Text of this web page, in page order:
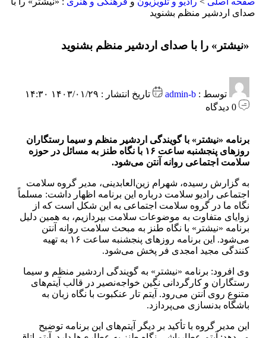
صدای اردشیر منظم بشنوید
«نیشتر» را با صدای اردشیر منظم بشنوید
توسط : admin-b
تاریخ انتشار : ۱۴۰۳/۰۱/۲۹ ۱۴:۳۰
برنامه «نیشتر» با گویندگی اردشیر منظم و سیما رستگاران
روزهای پنجشنبه ساعت ۱۶ با نگاه طنز به مسائل در حوزه
سلامت اجتماعی روانه آنتن می‌شود.
به گزارش رسیده، شهرام زین‌العابدینی، مدیر گروه سلامت
اجتماعی رادیو سلامت درباره این برنامه اظهار داشت: مسلماً
نگاه ما در گروه سلامت اجتماعی به این شکل است که از
زوایای متفاوت به موضوعات سلامت بپردازیم، به همین دلیل
برنامه «نیشتر» با نگاه طنز به مبحث سلامت روانه آنتن
می‌شود. این برنامه روزهای پنجشنبه ساعت ۱۶ به تهیه
کنندگی مجید امجدی فر پخش می‌شود.
وی افرود: برنامه «نیشتر» به گویندگی اردشیر منظم و سیما
رستگاران و کارگردانی نگین خواجه‌نصیر در قالب آیتم‌های
متنوع روی آنتن می‌رود. آیتم تار عنکبوت با نگاه زبان به
باشگاه بدنسازی می‌پردازد.
این مدیر گروه با تأکید بر دیگر آیتم‌های این برنامه توضیح